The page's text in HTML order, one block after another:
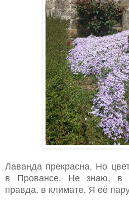
Лаванда прекрасна. Но
в Провансе. Не знаю, в
правда, в климате. Я её